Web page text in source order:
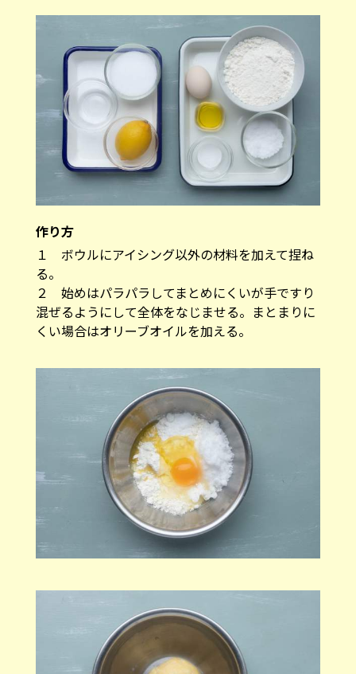
作り方
１ ボウルにアイシング以外の材料を加えて捏ね
る。
２ 始めはパラパラしてまとめにくいが手ですり
混ぜるようにして全体をなじませる。まとまりに
くい場合はオリーブオイルを加える。